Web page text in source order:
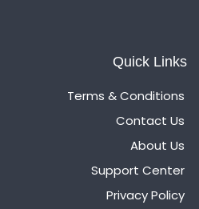
Quick Links
Terms & Conditions
Contact Us
About Us
Support Center
Privacy Policy